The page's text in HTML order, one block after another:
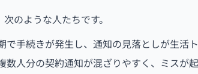
のような人たちです。
で手続きが発生し、通知の見落としが生活
数人分の契約通知が混ざりやすく、ミスが